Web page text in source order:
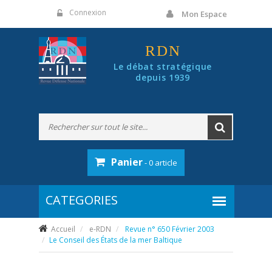
Connexion Mon Espace
RDN
Le débat stratégique
depuis 1939
Panier- 0 article
Accueil e-RDN
Revue n° 650 Février 2003
Le Conseil des États de la mer Baltique